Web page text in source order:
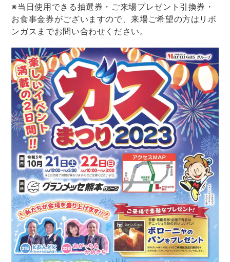
※当日使用できる抽選券・ご来場プレゼント引換券・
お食事金券がございますので、来場ご希望の方はリボ
ンガスまでお問い合わせください。